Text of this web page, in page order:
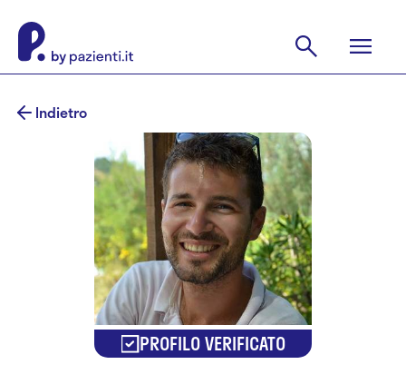
Indietro
PROFILO VERIFICATO